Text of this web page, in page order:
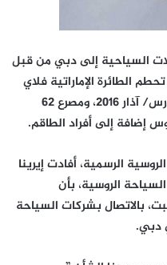
السياحية إلى دبي من قبل
الطائرة الإماراتية فلاي
دبي جنوبي روسيا يوم السبت 19 مارس/ آذار 2016، ومصرع 62
إضافة إلى أفراد الطاقم.
الرسمية، أفادت إيرينا
الروسية، بأن
بالاتصال بشركات السياحة
دبي.